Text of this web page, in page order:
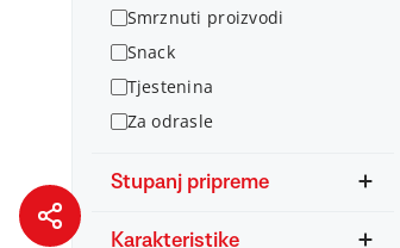
Smrznuti proizvodi
Snack
Tjestenina
Za odrasle
Stupanj pripreme
Karakteristike